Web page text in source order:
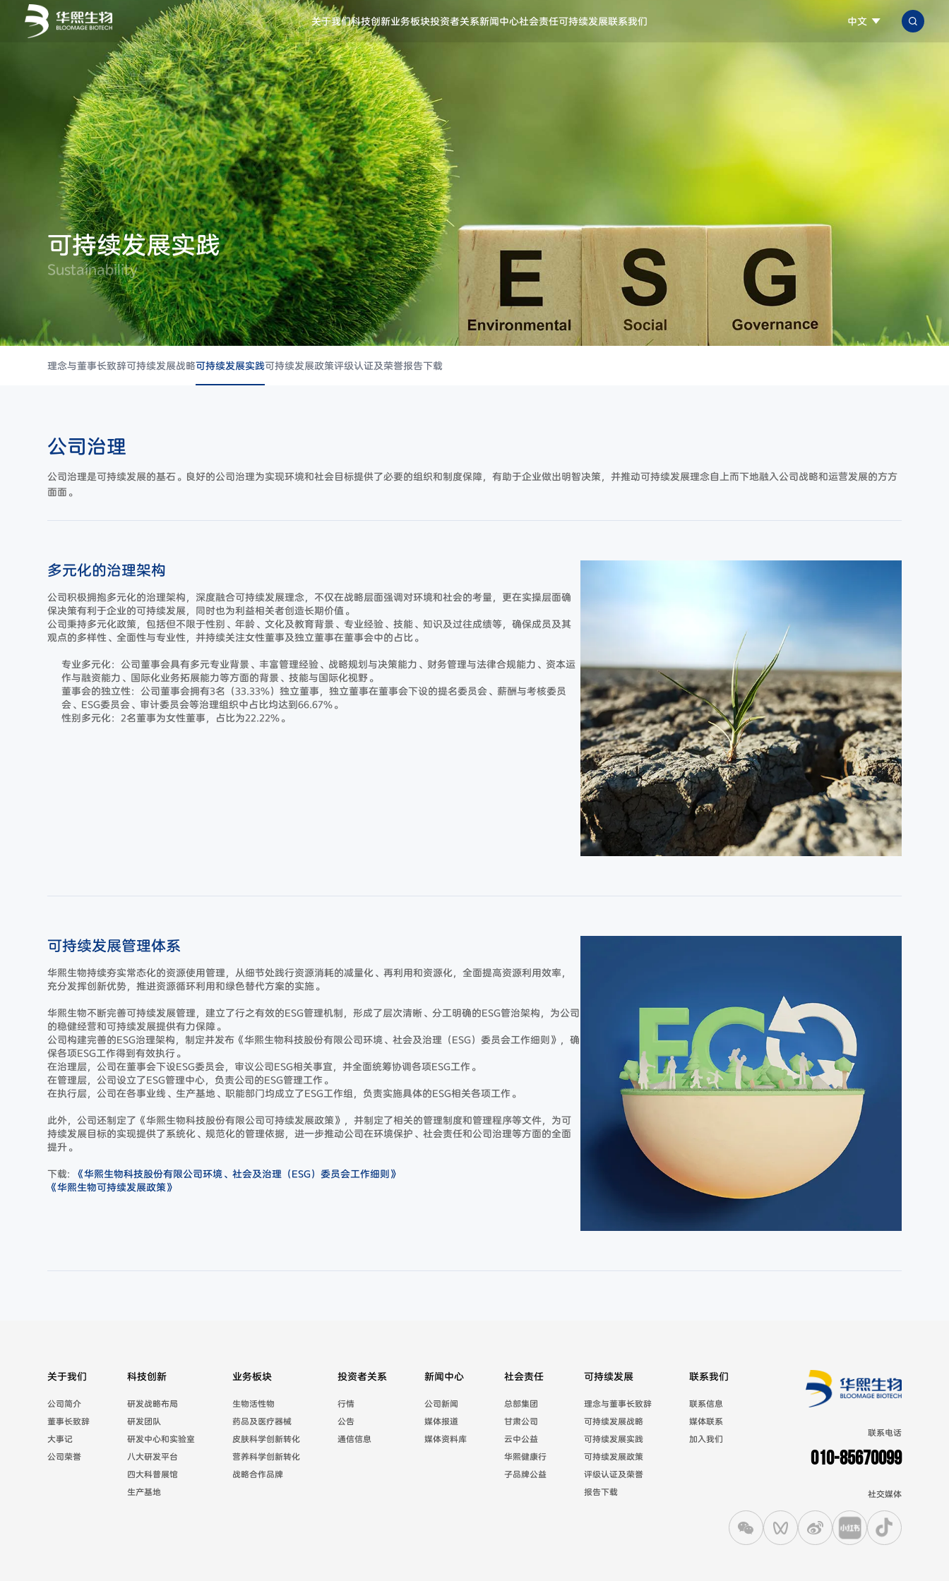
关于我们科技创新业务板块投资者关系新闻中心社会责任可持续发展联系我们 中文
可持续发展实践
Sustainability
理念与董事长致辞可持续发展战略可持续发展实践可持续发展政策评级认证及荣誉报告下载
公司治理
公司治理是可持续发展的基石。良好的公司治理为实现环境和社会目标提供了必要的组织和制度保障，有助于企业做出明智决策，并推动可持续发展理念自上而下地融入公司战略和运营发展的方方
面面。
多元化的治理架构
公司积极拥抱多元化的治理架构，深度融合可持续发展理念，不仅在战略层面强调对环境和社会的考量，更在实操层面确
保决策有利于企业的可持续发展，同时也为利益相关者创造长期价值。
公司秉持多元化政策，包括但不限于性别、年龄、文化及教育背景、专业经验、技能、知识及过往成绩等，确保成员及其
观点的多样性、全面性与专业性，并持续关注女性董事及独立董事在董事会中的占比。
专业多元化：公司董事会具有多元专业背景、丰富管理经验、战略规划与决策能力、财务管理与法律合规能力、资本运
作与融资能力、国际化业务拓展能力等方面的背景、技能与国际化视野。
董事会的独立性：公司董事会拥有3名（33.33%）独立董事，独立董事在董事会下设的提名委员会、薪酬与考核委员
会、ESG委员会、审计委员会等治理组织中占比均达到66.67%。
性别多元化：2名董事为女性董事，占比为22.22%。
可持续发展管理体系
华熙生物持续夯实常态化的资源使用管理，从细节处践行资源消耗的减量化、再利用和资源化，全面提高资源利用效率，
充分发挥创新优势，推进资源循环利用和绿色替代方案的实施。
华熙生物不断完善可持续发展管理，建立了行之有效的ESG管理机制，形成了层次清晰、分工明确的ESG管治架构，为公司
的稳健经营和可持续发展提供有力保障。
公司构建完善的ESG治理架构，制定并发布《华熙生物科技股份有限公司环境、社会及治理（ESG）委员会工作细则》，确
保各项ESG工作得到有效执行。
在治理层，公司在董事会下设ESG委员会，审议公司ESG相关事宜，并全面统筹协调各项ESG工作。
在管理层，公司设立了ESG管理中心，负责公司的ESG管理工作。
在执行层，公司在各事业线、生产基地、职能部门均成立了ESG工作组，负责实施具体的ESG相关各项工作。
此外，公司还制定了《华熙生物科技股份有限公司可持续发展政策》，并制定了相关的管理制度和管理程序等文件，为可
持续发展目标的实现提供了系统化、规范化的管理依据，进一步推动公司在环境保护、社会责任和公司治理等方面的全面
提升。
下载:
《华熙生物科技股份有限公司环境、社会及治理（ESG）委员会工作细则》
《华熙生物可持续发展政策》
关于我们
公司简介
董事长致辞
大事记
公司荣誉
科技创新
研发战略布局
研发团队
研发中心和实验室
八大研发平台
四大科普展馆
生产基地
业务板块
生物活性物
药品及医疗器械
皮肤科学创新转化
营养科学创新转化
战略合作品牌
投资者关系
行情
公告
通信信息
新闻中心
公司新闻
媒体报道
媒体资料库
社会责任
总部集团
甘肃公司
云中公益
华熙健康行
子品牌公益
可持续发展
理念与董事长致辞
可持续发展战略
可持续发展实践
可持续发展政策
评级认证及荣誉
报告下载
联系我们
联系信息
媒体联系
加入我们
联系电话
010-85670099
社交媒体